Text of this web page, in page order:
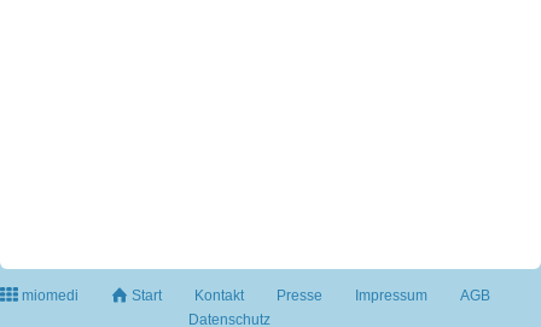
miomedi Start Kontakt Presse Impressum
AGB
Datenschutz